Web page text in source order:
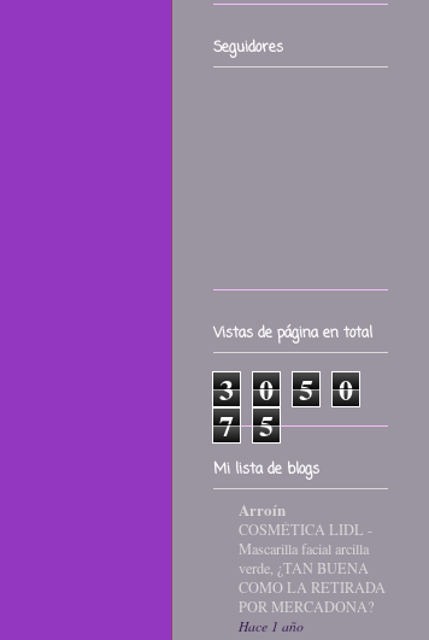
Seguidores
Vistas de página en total
3 0 5 0
7 5
Mi lista de blogs
Arroín
COSMÉTICA LIDL -
Mascarilla facial arcilla
verde, ¿TAN BUENA
COMO LA RETIRADA
POR MERCADONA?
Hace 1 año